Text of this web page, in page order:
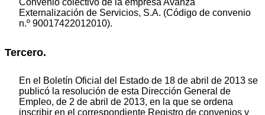
Convenio colectivo de la empresa Avanza
Externalización de Servicios, S.A. (Código de convenio
n.º 90017422012010).
Tercero.
En el Boletín Oficial del Estado de 18 de abril de 2013 se
publicó la resolución de esta Dirección General de
Empleo, de 2 de abril de 2013, en la que se ordena
inscribir en el correspondiente Registro de convenios y